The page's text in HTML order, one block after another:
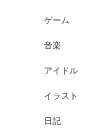
ゲーム
音楽
アイドル
イラスト
日記